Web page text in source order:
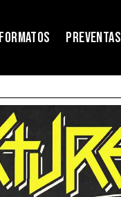
FORMATOS PREVENTAS